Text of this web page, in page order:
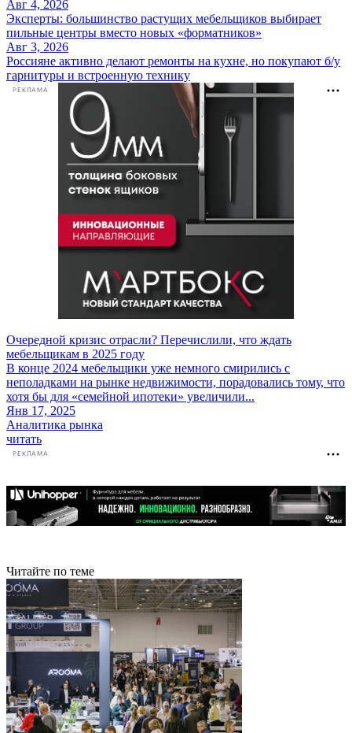
Авг 4, 2026
Эксперты: большинство растущих мебельщиков выбирает
пильные центры вместо новых «форматников»
Авг 3, 2026
Россияне активно делают ремонты на кухне, но покупают б/у
гарнитуры и встроенную технику
РЕКЛАМА
Очередной кризис отрасли? Перечислили, что ждать
мебельщикам в 2025 году
В конце 2024 мебельщики уже немного смирились с
неполадками на рынке недвижимости, порадовались тому, что
хотя бы для «семейной ипотеки» увеличили...
Янв 17, 2025
Аналитика рынка
читать
РЕКЛАМА
Читайте по теме